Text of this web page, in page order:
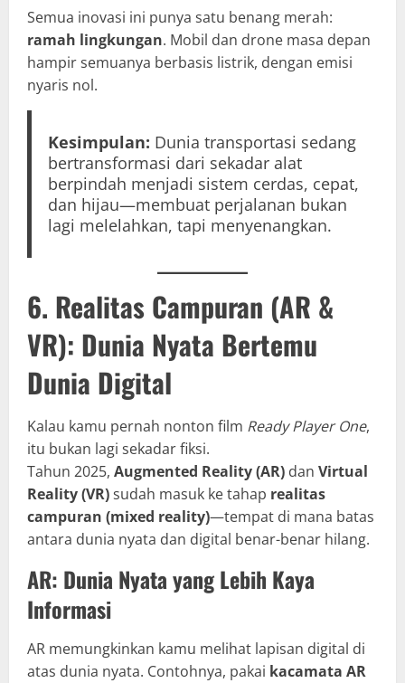
Semua inovasi ini punya satu benang merah:
ramah lingkungan. Mobil dan drone masa depan
hampir semuanya berbasis listrik, dengan emisi
nyaris nol.
Kesimpulan: Dunia transportasi sedang
bertransformasi dari sekadar alat
berpindah menjadi sistem cerdas, cepat,
dan hijau—membuat perjalanan bukan
lagi melelahkan, tapi menyenangkan.
6. Realitas Campuran (AR &
VR): Dunia Nyata Bertemu
Dunia Digital
Kalau kamu pernah nonton film Ready Player One,
itu bukan lagi sekadar fiksi.
Tahun 2025, Augmented Reality (AR) dan Virtual
Reality (VR)sudah masuk ke tahap realitas
campuran (mixed reality)—tempat di mana batas
antara dunia nyata dan digital benar-benar hilang.
AR: Dunia Nyata yang Lebih Kaya
Informasi
AR memungkinkan kamu melihat lapisan digital di
atas dunia nyata. Contohnya, pakai kacamata AR